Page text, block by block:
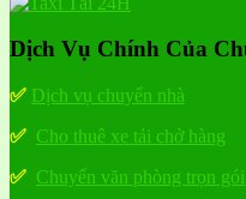
Dịch Vụ Chính Của
✅ Dịch vụ chuyển nhà
✅ Cho thuê xe tải chở hàng
✅ Chuyển văn phòng trọn gói